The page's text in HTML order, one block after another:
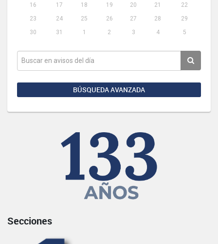
16
17 18 19 20 21
22
23
24 25 26 27 28
29
30
31 1 2 3 4 5
BÚSQUEDA AVANZADA
Secciones